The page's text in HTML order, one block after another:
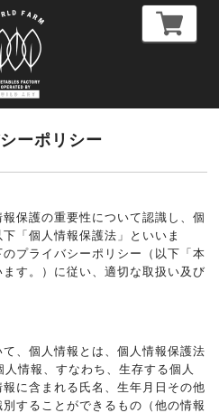
ーポリシー
保護の重要性について認識し、個
「個人情報保護法」といいま
プライバシーポリシー（以下「本
す。）に従い、適切な取扱い及び
、個人情報とは、個人情報保護法
情報、すなわち、生存する個人
に含まれる氏名、生年月日その他
することができるもの（他の情報